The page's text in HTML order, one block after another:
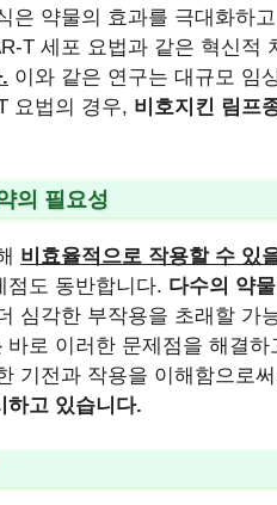
은 약물의 효과를 극대화하
T 세포 요법과 같은 혁신적
이와 같은 연구는 대규모 임
요법의 경우, 비호지킨 림프
의 필요성
비효율적으로 작용할 수 있
점도 동반합니다. 다수의 약
심각한 부작용을 초래할 가
바로 이러한 문제점을 해결
기전과 작용을 이해함으로
하고 있습니다.